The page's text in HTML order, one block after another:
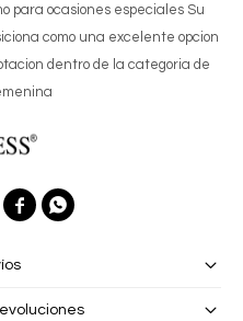
para ocasiones especiales Su
como una excelente opcion
dentro de la categoria de
 